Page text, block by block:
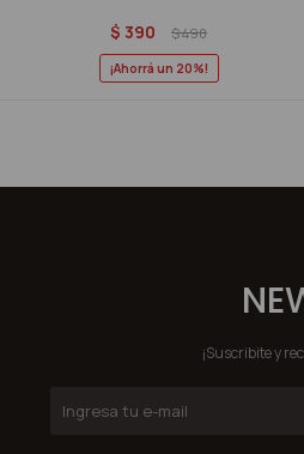
$ 390 $490
20
¡Suscribite y